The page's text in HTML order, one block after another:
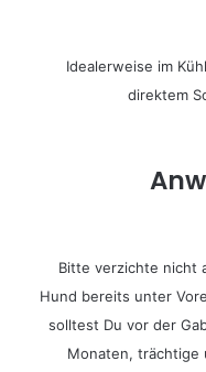
Idealerweise im
direktem
Bitte verzichte nicht
Hund bereits unter
solltest Du vor der
Monaten, trächtige